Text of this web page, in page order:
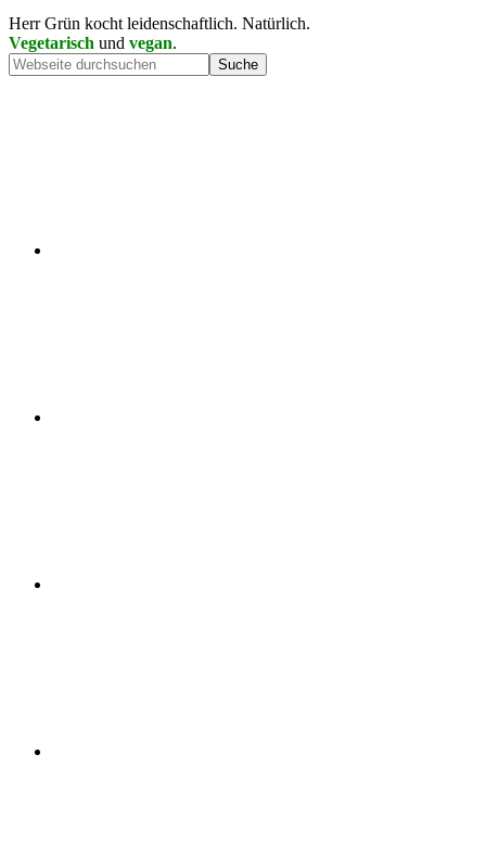
Herr Grün kocht leidenschaftlich. Natürlich.
Vegetarisch und vegan.